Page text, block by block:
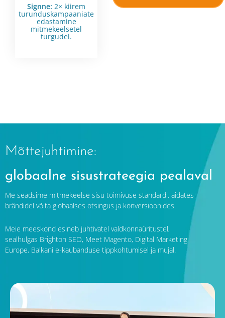
Signne: 2× kiirem
turunduskampaaniate
edastamine
mitmekeelsetel
turgudel.
Mõttejuhtimine:
globaalne sisustrateegia pealaval
Me seadsime mitmekeelse sisu toimivuse standardi, aidates
brändidel võita globaalses otsingus ja konversioonides.
Meie meeskond esineb juhtivatel valdkonnaüritustel,
sealhulgas Brighton SEO, Meet Magento, Digital Marketing
Europe, Balkani e-kaubanduse tippkohtumisel ja mujal.